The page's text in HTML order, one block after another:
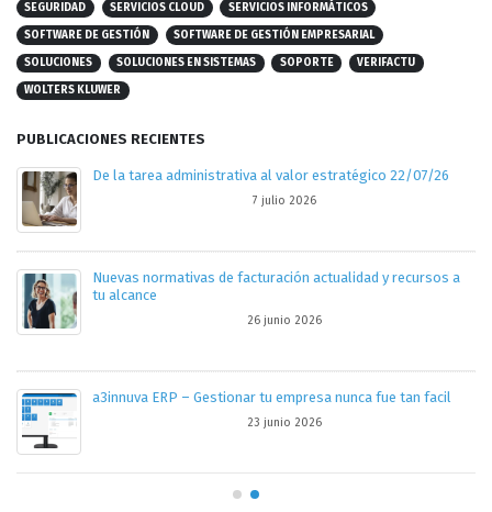
SEGURIDAD SERVICIOS CLOUD SERVICIOS INFORMÁTICOS
SOFTWARE DE GESTIÓN SOFTWARE DE GESTIÓN EMPRESARIAL
SOLUCIONES SOLUCIONES EN SISTEMAS SOPORTE VERIFACTU
WOLTERS KLUWER
PUBLICACIONES RECIENTES
De la tarea administrativa al valor estratégico 22/07/26
7 julio 2026
Nuevas normativas de facturación actualidad y recursos a
tu alcance
26 junio 2026
a3innuva ERP – Gestionar tu empresa nunca fue tan facil
23 junio 2026